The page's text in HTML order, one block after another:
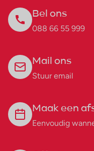
Bel ons
088 66 55 999
Mail ons
Stuur email
Maak een
Eenvoudig